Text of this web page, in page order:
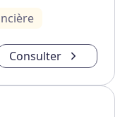
Consulter